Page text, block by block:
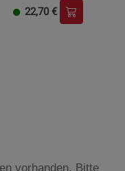
22,70 €
vorhanden. Bitte